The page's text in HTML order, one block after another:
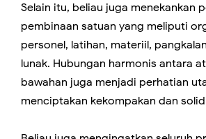
Selain itu, beliau juga menekankan
pembinaan satuan yang meliputi
personel, latihan, materiil,
lunak. Hubungan harmonis antara
bawahan juga menjadi perhatian
menciptakan kekompakan dan